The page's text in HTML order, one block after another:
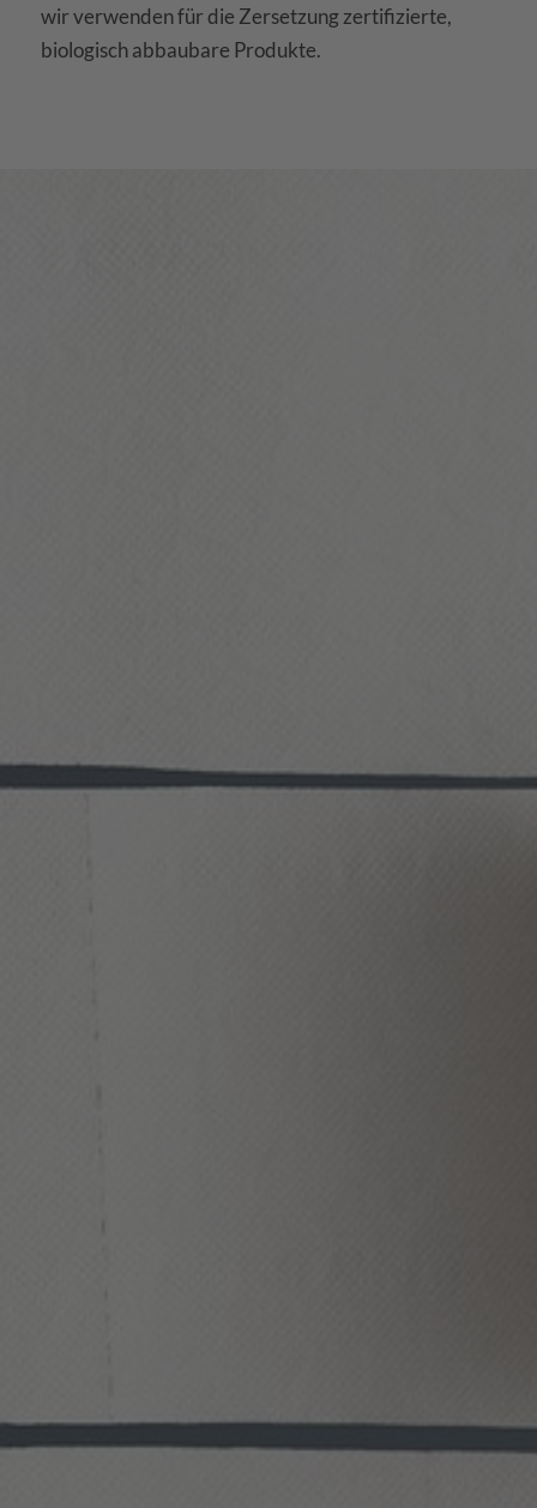
wir verwenden für die Zersetzung zertifizierte,
biologisch abbaubare Produkte.